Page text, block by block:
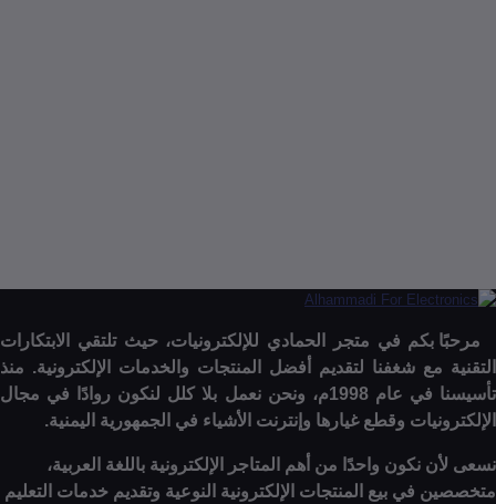
بكم في متجر الحمادي للإلكترونيات، حيث تلتقي الابتكارات
مع شغفنا لتقديم أفضل المنتجات والخدمات الإلكترونية. منذ
تأسيسنا في عام 1998م، ونحن نعمل بلا كلل لنكون روادًا في مجال
وقطع غيارها وإنترنت الأشياء في الجمهورية اليمنية.
نكون واحدًا من أهم المتاجر الإلكترونية باللغة العربية،
في بيع المنتجات الإلكترونية النوعية وتقديم خدمات التعليم